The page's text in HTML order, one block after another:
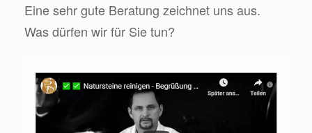
Eine sehr gute Beratung zeichnet uns aus.
Was dürfen wir für Sie tun?